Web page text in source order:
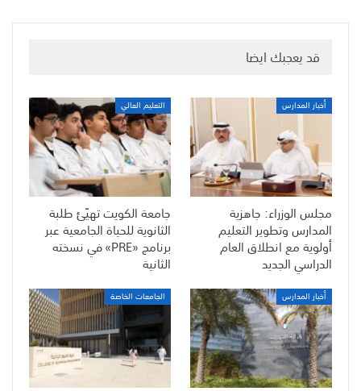
قد يعجبك ايضا
أخبار المدارس
مجلس الوزراء: جاهزية
المدارس وتطوير التعليم
أولوية مع انطلاق العام
الدراسي الجديد
التعليم العالي
جامعة الكويت تهيّئ طلبة
الثانوية للحياة الجامعية عبر
برنامج «PRE» في نسخته
الثانية
أخبار المدارس الجامعات الخاصة